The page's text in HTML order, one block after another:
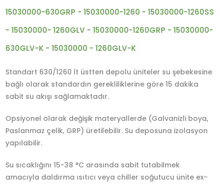
15030000-630GRP - 15030000-1260 - 15030000-1260SS
- 15030000- 1260GLV - 15030000-1260GRP - 15030000-
630GLV-K - 15030000 - 1260GLV-K
Standart 630/1260 lt üstten depolu üniteler su şebekesine
bağlı olarak standardın gerekliliklerine göre 15 dakika
sabit su akışı sağlamaktadır.
Opsiyonel olarak değişik materyallerde (Galvanizli boya,
Paslanmaz çelik, GRP) üretilebilir. Su deposuna izolasyon
yapılabilir.
Su sıcaklığını 15-38 °C arasında sabit tutabilmek
amacıyla daldırma ısıtıcı veya chiller soğutucu ünite ex-